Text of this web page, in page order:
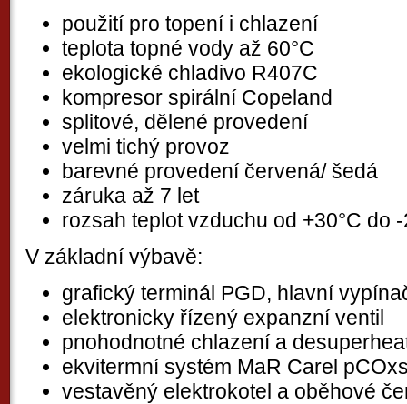
použití pro topení i chlazení
teplota topné vody až 60°C
ekologické chladivo R407C
kompresor spirální Copeland
splitové, dělené provedení
velmi tichý provoz
barevné provedení červená/ šedá
záruka až 7 let
rozsah teplot vzduchu od +30°C do -
V základní výbavě:
grafický terminál PGD, hlavní
elektronicky řízený expanzní ventil
pnohodnotné chlazení a
ekvitermní systém MaR Carel
vestavěný elektrokotel a oběhové